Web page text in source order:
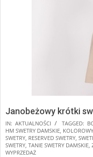
Janobeżowy krótki
2025-
11-
16
IN: AKTUALNOŚCI TAGGED:
HM SWETRY DAMSKIE,
SWETRY, RESERVED SWETRY,
SWETRY, TANIE SWETRY DAMSKIE,
WYPRZEDAŻ